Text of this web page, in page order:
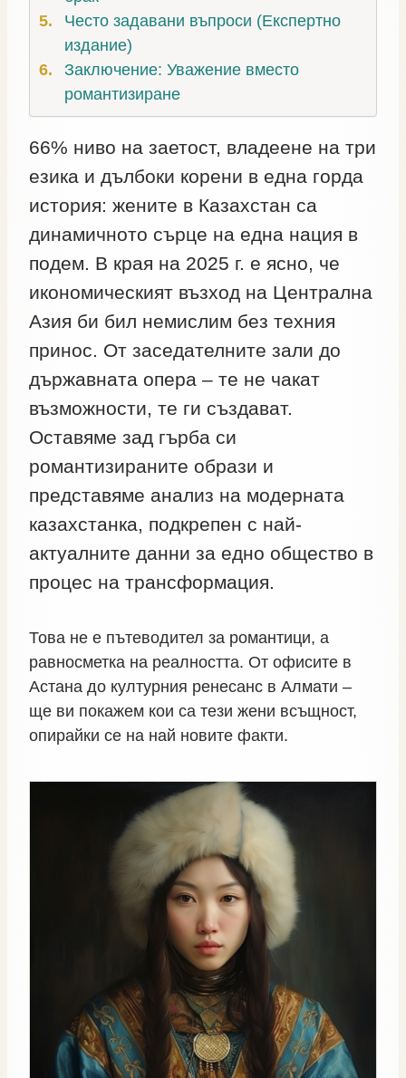
Често задавани въпроси (Експертно
издание)
Заключение: Уважение вместо
романтизиране
66% ниво на заетост, владеене на три
езика и дълбоки корени в една горда
история: жените в Казахстан са
динамичното сърце на една нация в
подем. В края на 2025 г. е ясно, че
икономическият възход на Централна
Азия би бил немислим без техния
принос. От заседателните зали до
държавната опера – те не чакат
възможности, те ги създават.
Оставяме зад гърба си
романтизираните образи и
представяме анализ на модерната
казахстанка, подкрепен с най-
актуалните данни за едно общество в
процес на трансформация.
Това не е пътеводител за романтици, а
равносметка на реалността. От офисите в
Астана до културния ренесанс в Алмати –
ще ви покажем кои са тези жени всъщност,
опирайки се на най новите факти.